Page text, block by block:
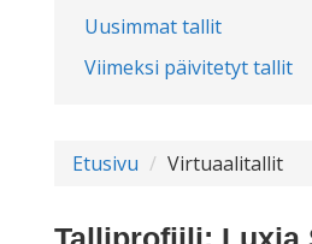
Uusimmat tallit
Viimeksi päivitetyt tallit
Etusivu Virtuaalitallit